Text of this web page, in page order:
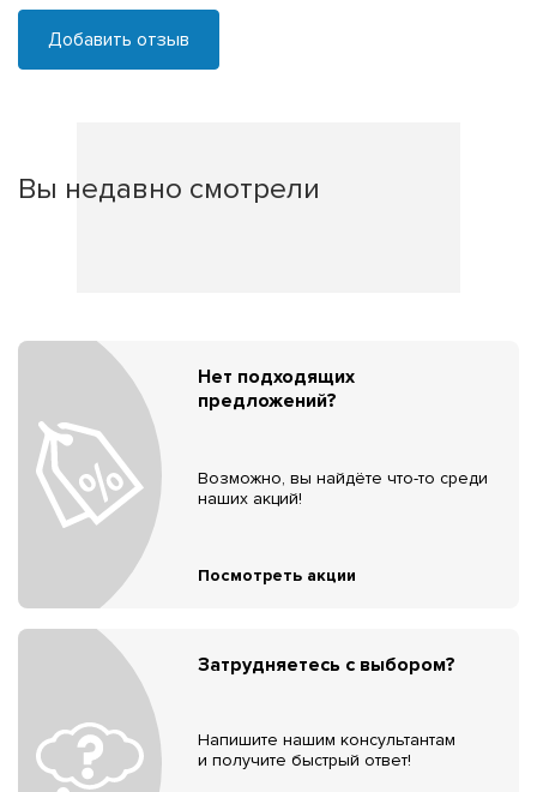
Добавить отзыв
Вы недавно смотрели
Нет подходящих
предложений?
Возможно, вы найдёте что-то среди
наших акций!
Посмотреть акции
Затрудняетесь с выбором?
Напишите нашим консультантам
и получите быстрый ответ!